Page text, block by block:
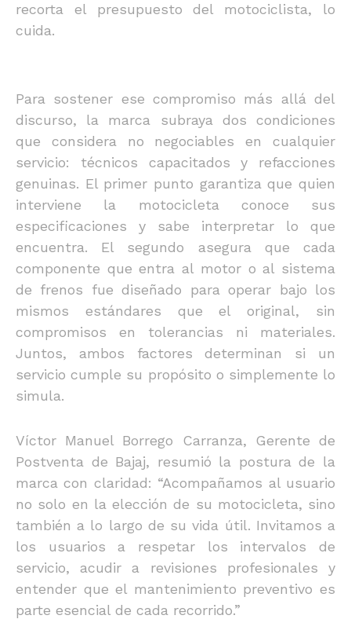
recorta el presupuesto del motociclista, lo
cuida.
Para sostener ese compromiso más allá del
discurso, la marca subraya dos condiciones
que considera no negociables en cualquier
servicio: técnicos capacitados y refacciones
genuinas. El primer punto garantiza que quien
interviene la motocicleta conoce sus
especificaciones y sabe interpretar lo que
encuentra. El segundo asegura que cada
componente que entra al motor o al sistema
de frenos fue diseñado para operar bajo los
mismos estándares que el original, sin
compromisos en tolerancias ni materiales.
Juntos, ambos factores determinan si un
servicio cumple su propósito o simplemente lo
simula.
Víctor Manuel Borrego Carranza, Gerente de
Postventa de Bajaj, resumió la postura de la
marca con claridad: “Acompañamos al usuario
no solo en la elección de su motocicleta, sino
también a lo largo de su vida útil. Invitamos a
los usuarios a respetar los intervalos de
servicio, acudir a revisiones profesionales y
entender que el mantenimiento preventivo es
parte esencial de cada recorrido.”